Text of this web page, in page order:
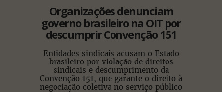
Organizações denunciam
governo brasileiro na OIT por
descumprir Convenção 151
Entidades sindicais acusam o Estado
brasileiro por violação de direitos
sindicais e descumprimento da
Convenção 151, que garante o direito à
negociação coletiva no serviço público